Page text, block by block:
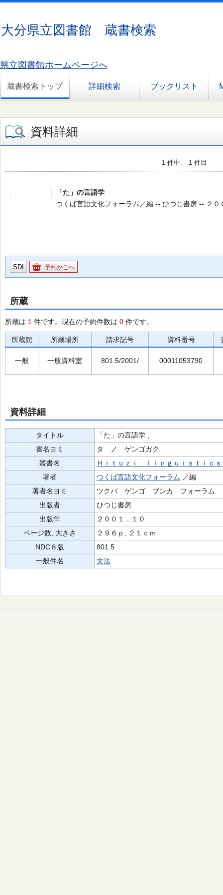
大分県立図書館 蔵書検索
県立図書館ホームページへ
蔵書検索トップ 詳細検索 ブックリスト
資料詳細
1 件中、 1 件目
「た」の言語学
つくば言語文化フォーラム／編 -- ひつじ書房 -- ２０
SDI 予約かごへ
所蔵
所蔵は 1 件です。現在の予約件数は 0 件です。
所蔵館 所蔵場所 請求記号 資料番号
一般 一般資料室 801.5/2001/ 00011053790
資料詳細
タイトル
「た」の言語学 ,
書名ヨミ
タ ノ ゲンゴガク
叢書名
Ｈｉｔｕｚｉ ｌｉｎｇｕｉｓｔｉｃ
著者
つくば言語文化フォーラム ／編
著者名ヨミ
ツクバ ゲンゴ ブンカ フォーラム
出版者
ひつじ書房
出版年
２００１．１０
ページ数, 大きさ
２９６ｐ, ２１ｃｍ
NDC８版
801.5
一般件名
文法